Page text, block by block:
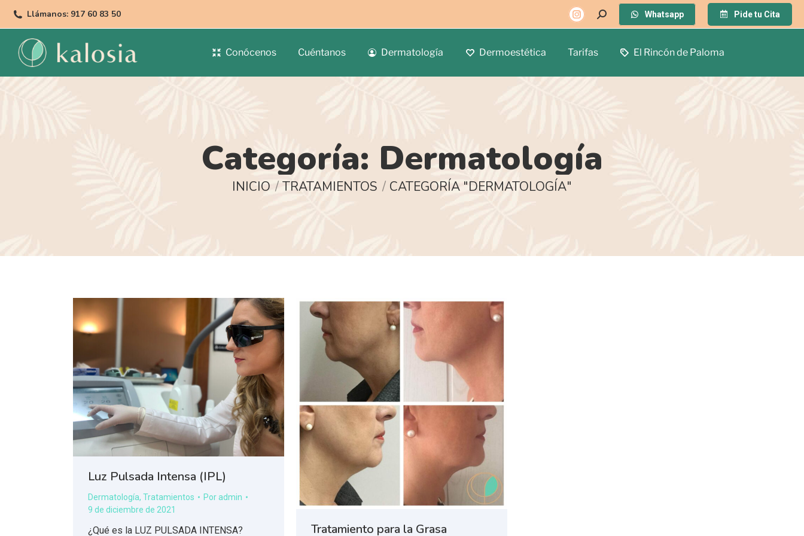
Llámanos: 917 60 83 50 Whatsapp Pide tu Cita
Conócenos Cuéntanos Dermatología Dermoestética Tarifas El Rincón de Paloma
Categoría: Dermatología
Estás aquí:
INICIO TRATAMIENTOS CATEGORÍA "DERMATOLOGÍA"
Luz Pulsada Intensa (IPL)
Dermatología, Tratamientos Poradmin
9 de diciembre de 2021
¿Qué es la LUZ PULSADA INTENSA? Tratamiento para la Grasa